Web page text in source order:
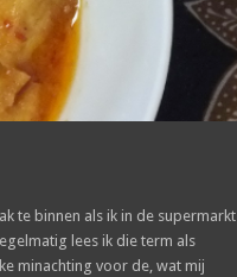
te binnen als ik in de supermarkt
lees ik die term als
minachting voor de, wat mij